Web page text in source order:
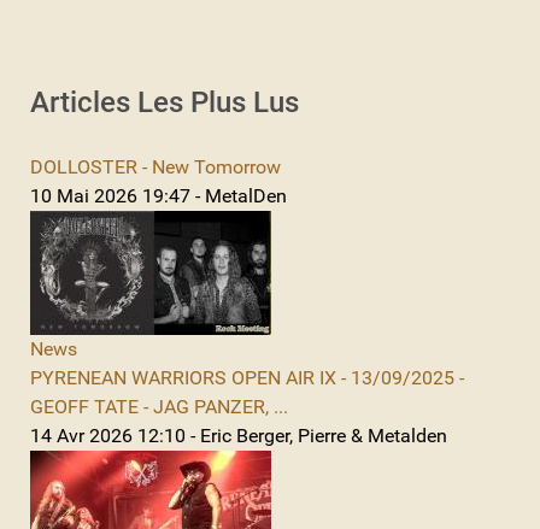
Articles Les Plus Lus
DOLLOSTER - New Tomorrow
10 Mai 2026 19:47 - MetalDen
News
PYRENEAN WARRIORS OPEN AIR IX - 13/09/2025 -
GEOFF TATE - JAG PANZER, ...
14 Avr 2026 12:10 - Eric Berger, Pierre & Metalden